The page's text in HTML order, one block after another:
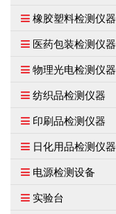
橡胶塑料检测仪器
医药包装检测仪器
物理光电检测仪器
纺织品检测仪器
印刷品检测仪器
日化用品检测仪器
电源检测设备
实验台